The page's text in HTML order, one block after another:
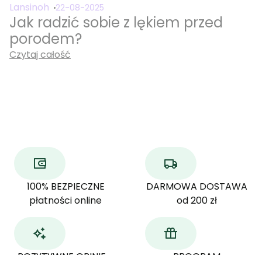
Lansinoh 22-08-2025
Jak radzić sobie z lękiem przed
porodem?
Czytaj całość
100% BEZPIECZNE
płatności online
DARMOWA DOSTAWA
od 200 zł